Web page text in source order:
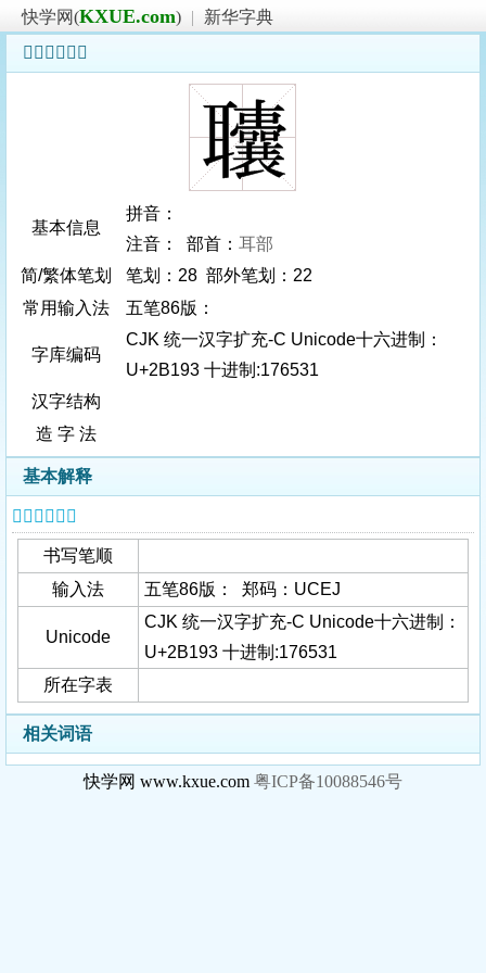
快学网(KXUE.com) |
新华字典
𫆓字基本信息
基本信息
拼音：
注音： 部首： 耳部
简/繁体笔划
笔划：28 部外笔划：22
常用输入法
五笔86版：
字库编码
CJK 统一汉字扩充-C Unicode十六进制：
U+2B193 十进制:176531
汉字结构
造 字 法
基本解释
𫆓字基本信息
书写笔顺
输入法
五笔86版： 郑码：UCEJ
Unicode
CJK 统一汉字扩充-C Unicode十六进制：
U+2B193 十进制:176531
所在字表
相关词语
快学网 www.kxue.com 粤ICP备10088546号